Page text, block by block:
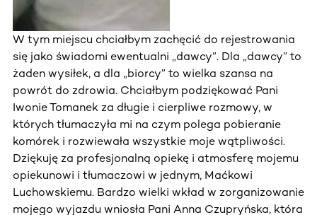
W tym miejscu chciałbym zachęcić do rejestrowania
się jako świadomi ewentualni „dawcy”. Dla „dawcy” to
żaden wysiłek, a dla „biorcy” to wielka szansa na
powrót do zdrowia. Chciałbym podziękować Pani
Iwonie Tomanek za długie i cierpliwe rozmowy, w
których tłumaczyła mi na czym polega pobieranie
komórek i rozwiewała wszystkie moje wątpliwości.
Dziękuję za profesjonalną opiekę i atmosferę mojemu
opiekunowi i tłumaczowi w jednym, Maćkowi
Luchowskiemu. Bardzo wielki wkład w zorganizowanie
mojego wyjazdu wniosła Pani Anna Czupryńska, która